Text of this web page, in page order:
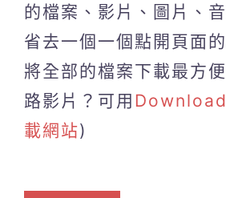
的檔案、影片、圖片、
省去一個一個點開頁面
將全部的檔案下載最方
路影片？可用
載網站)